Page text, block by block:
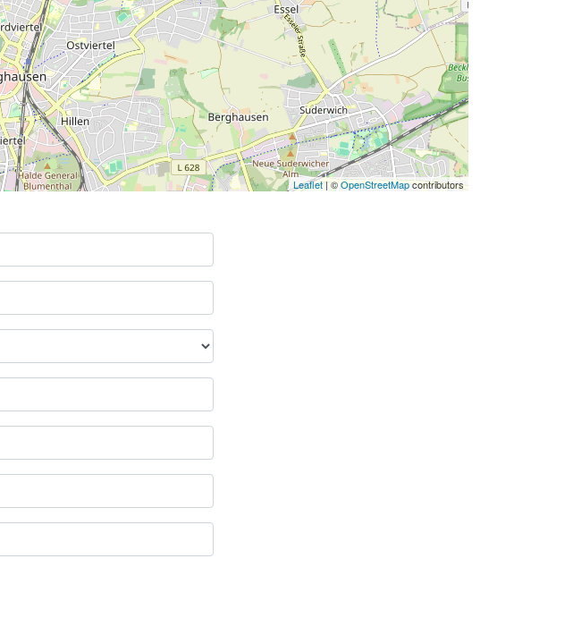
Leaflet| ©OpenStreetMapcontributors